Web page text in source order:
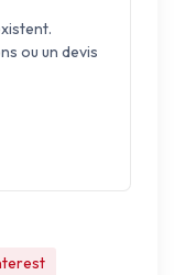
ou un devis